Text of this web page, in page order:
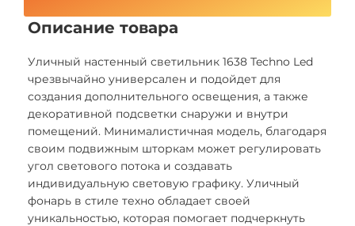
Описание товара
Уличный настенный светильник 1638 Techno Led
чрезвычайно универсален и подойдет для
создания дополнительного освещения, а также
декоративной подсветки снаружи и внутри
помещений. Минималистичная модель, благодаря
своим подвижным шторкам может регулировать
угол светового потока и создавать
индивидуальную световую графику. Уличный
фонарь в стиле техно обладает своей
уникальностью, которая помогает подчеркнуть